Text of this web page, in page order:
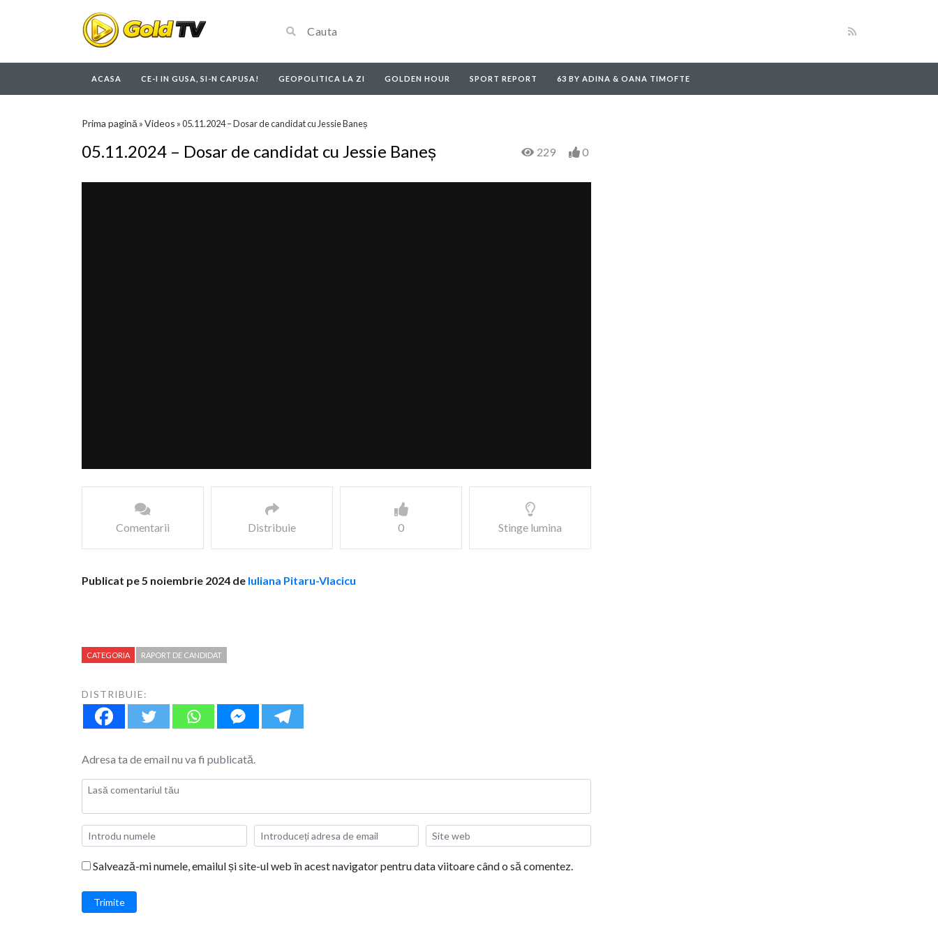
ACASA CE-I IN GUSA, SI-N CAPUSA! GEOPOLITICA LA ZI GOLDEN HOUR SPORT REPORT 63 BY ADINA & OANA TIMOFTE
Prima pagină »Videos »05.11.2024 – Dosar de candidat cu Jessie Baneș
05.11.2024 – Dosar de candidat cu Jessie Baneș 229 0
Comentarii Distribuie 0 Stinge lumina
Publicat pe 5 noiembrie 2024 de Iuliana Pitaru-Vlacicu
CATEGORIA RAPORT DE CANDIDAT
DISTRIBUIE:
Adresa ta de email nu va fi publicată.
Salvează-mi numele, emailul și site-ul web în acest navigator pentru data viitoare când o să comentez.
Trimite